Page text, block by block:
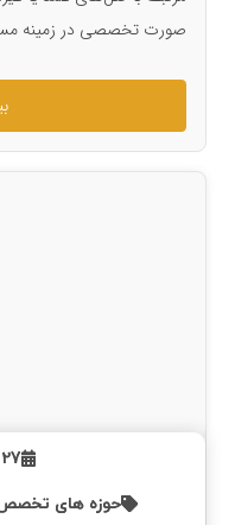
صورت تخصصی در زمینه
27 شهریور 1402
حوزه های